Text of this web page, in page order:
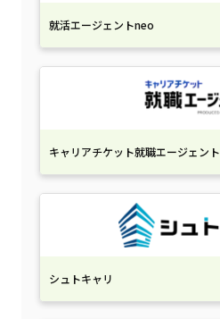
就活エージェントneo
キャリアチケット就職エージェント
シュトキャリ